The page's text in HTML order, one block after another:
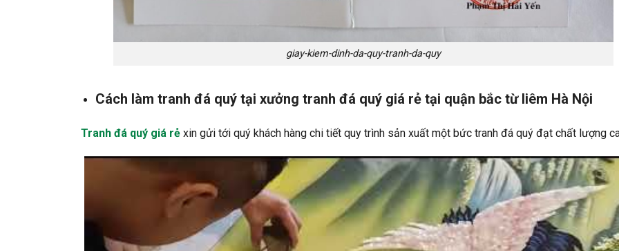
giay-kiem-dinh-da-quy-tranh-da-quy
Cách làm tranh đá quý tại xưởng tranh đá quý giá rẻ tại quận bắc từ liêm Hà Nội
Tranh đá quý giá rẻ xin gửi tới quý khách hàng chi tiết quy trình sản xuất một bức tranh đá quý đạt chất lượng